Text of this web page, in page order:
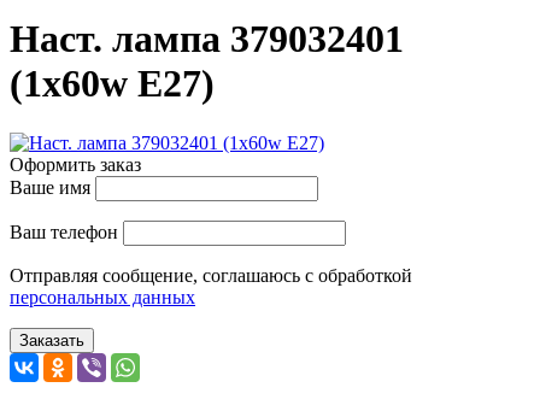
Наст. лампа 379032401
(1x60w E27)
Оформить заказ
Ваше имя
Ваш телефон
Отправляя сообщение, соглашаюсь с обработкой
персональных данных
Заказать